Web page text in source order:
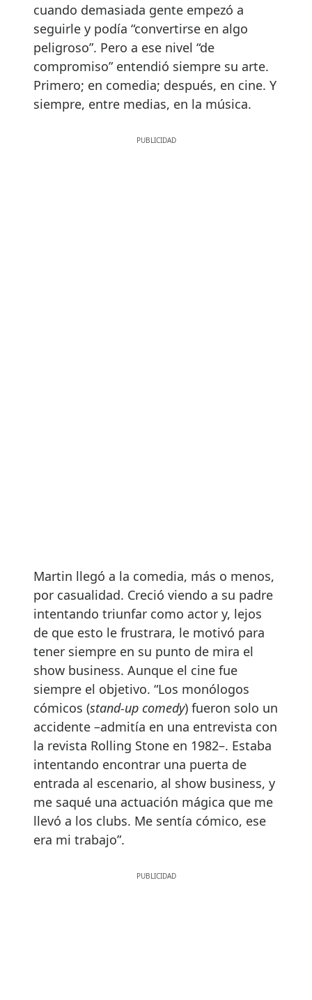
cuando demasiada gente empezó a
seguirle y podía “convertirse en algo
peligroso”. Pero a ese nivel “de
compromiso” entendió siempre su arte.
Primero; en comedia; después, en cine. Y
siempre, entre medias, en la música.
Martin llegó a la comedia, más o menos,
por casualidad. Creció viendo a su padre
intentando triunfar como actor y, lejos
de que esto le frustrara, le motivó para
tener siempre en su punto de mira el
show business. Aunque el cine fue
siempre el objetivo. “Los monólogos
cómicos (stand-up comedy) fueron solo un
accidente –admitía en una entrevista con
la revista Rolling Stone en 1982–. Estaba
intentando encontrar una puerta de
entrada al escenario, al show business, y
me saqué una actuación mágica que me
llevó a los clubs. Me sentía cómico, ese
era mi trabajo”.